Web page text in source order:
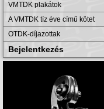
VMTDK plakátok
A VMTDK tíz éve című kötet
OTDK-díjazottak
Bejelentkezés